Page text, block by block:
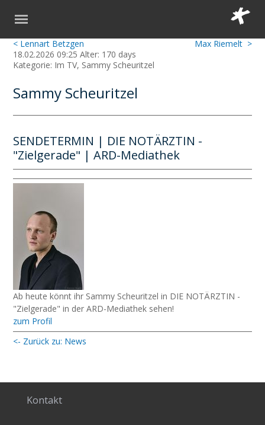
Max Riemelt >
< Lennart Betzgen
18.02.2026 09:25 Alter: 170 days
Kategorie: Im TV, Sammy Scheuritzel
Sammy Scheuritzel
SENDETERMIN | DIE NOTÄRZTIN -
"Zielgerade" | ARD-Mediathek
Ab heute könnt ihr Sammy Scheuritzel in DIE NOTÄRZTIN -
"Zielgerade" in der ARD-Mediathek sehen!
zum Profil
<- Zurück zu: News
Kontakt